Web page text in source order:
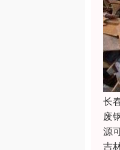
长
废
源
吉